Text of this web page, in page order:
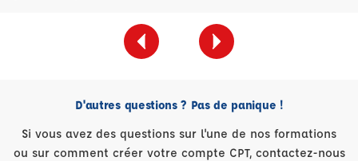
D'autres questions ? Pas de panique !
Si vous avez des questions sur l'une de nos formations
ou sur comment créer votre compte CPT, contactez-nous